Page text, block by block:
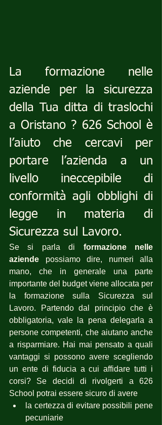
La formazione nelle
aziende per la sicurezza
della Tua ditta di traslochi
a Oristano ? 626 School è
l’aiuto che cercavi per
portare l’azienda a un
livello ineccepibile di
conformità agli obblighi di
legge in materia di
Sicurezza sul Lavoro.
Se si parla di formazione nelle
aziende possiamo dire, numeri alla
mano, che in generale una parte
importante del budget viene allocata per
la formazione sulla Sicurezza sul
Lavoro. Partendo dal principio che è
obbligatoria, vale la pena delegarla a
persone competenti, che aiutano anche
a risparmiare. Hai mai pensato a quali
vantaggi si possono avere scegliendo
un ente di fiducia a cui affidare tutti i
corsi? Se decidi di rivolgerti a 626
School potrai essere sicuro di avere
la certezza di evitare possibili pene
pecuniarie